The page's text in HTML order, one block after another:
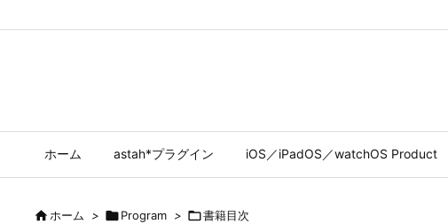
ホーム astah*プラグイン iOS／iPadOS／watchOS Product
ホーム > Program > 書籍目次